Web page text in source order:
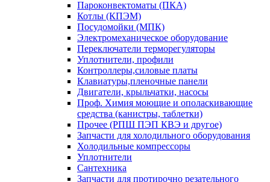
Пароконвектоматы (ПКА)
Котлы (КПЭМ)
Посудомойки (МПК)
Электромеханическое оборудование
Переключатели терморегуляторы
Уплотнители, профили
Контроллеры,силовые платы
Клавиатуры,пленочные панели
Двигатели, крыльчатки, насосы
Проф. Химия моющие и ополаскивающие
средства (канистры, таблетки)
Прочее (РПШ ПЭП КВЭ и другое)
Запчасти для холодильного оборудования
Холодильные компрессоры
Уплотнители
Сантехника
Запчасти для протирочно резательного